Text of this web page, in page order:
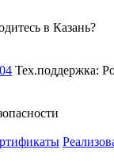
в Казань?
Тех.поддержка: